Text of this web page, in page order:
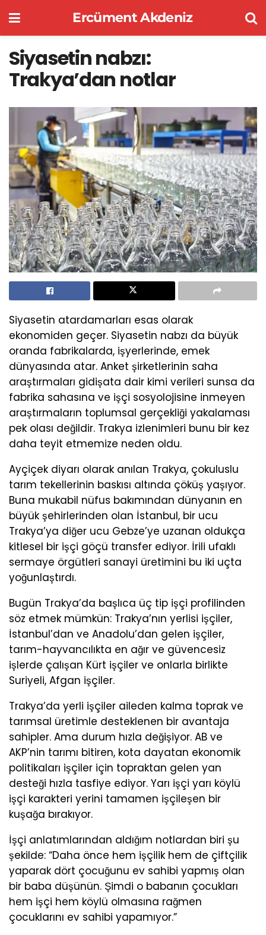
Ercüment Akdeniz
Siyasetin nabzı:
Trakya’dan notlar
Siyasetin atardamarları esas olarak
ekonomiden geçer. Siyasetin nabzı da büyük
oranda fabrikalarda, işyerlerinde, emek
dünyasında atar. Anket şirketlerinin saha
araştırmaları gidişata dair kimi verileri sunsa da
fabrika sahasına ve işçi sosyolojisine inmeyen
araştırmaların toplumsal gerçekliği yakalaması
pek olası değildir. Trakya izlenimleri bunu bir kez
daha teyit etmemize neden oldu.
Ayçiçek diyarı olarak anılan Trakya, çokuluslu
tarım tekellerinin baskısı altında çöküş yaşıyor.
Buna mukabil nüfus bakımından dünyanın en
büyük şehirlerinden olan İstanbul, bir ucu
Trakya’ya diğer ucu Gebze’ye uzanan oldukça
kitlesel bir işçi göçü transfer ediyor. İrili ufaklı
sermaye örgütleri sanayi üretimini bu iki uçta
yoğunlaştırdı.
Bugün Trakya’da başlıca üç tip işçi profilinden
söz etmek mümkün: Trakya’nın yerlisi işçiler,
İstanbul’dan ve Anadolu’dan gelen işçiler,
tarım-hayvancılıkta en ağır ve güvencesiz
işlerde çalışan Kürt işçiler ve onlarla birlikte
Suriyeli, Afgan işçiler.
Trakya’da yerli işçiler aileden kalma toprak ve
tarımsal üretimle desteklenen bir avantaja
sahipler. Ama durum hızla değişiyor. AB ve
AKP’nin tarımı bitiren, kota dayatan ekonomik
politikaları işçiler için topraktan gelen yan
desteği hızla tasfiye ediyor. Yarı işçi yarı köylü
işçi karakteri yerini tamamen işçileşen bir
kuşağa bırakıyor.
İşçi anlatımlarından aldığım notlardan biri şu
şekilde: “Daha önce hem işçilik hem de çiftçilik
yaparak dört çocuğunu ev sahibi yapmış olan
bir baba düşünün. Şimdi o babanın çocukları
hem işçi hem köylü olmasına rağmen
çocuklarını ev sahibi yapamıyor.”